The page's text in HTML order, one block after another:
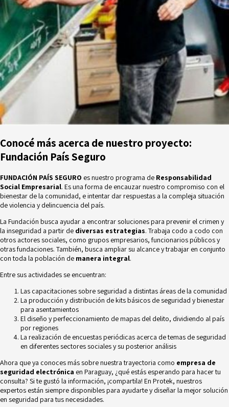
Conocé más acerca de nuestro proyecto:
Fundación País Seguro
FUNDACIÓN PAÍS SEGURO es nuestro programa de Responsabilidad
Social Empresarial. Es una forma de encauzar nuestro compromiso con el
bienestar de la comunidad, e intentar dar respuestas a la compleja situación
de violencia y delincuencia del país.
La Fundación busca ayudar a encontrar soluciones para prevenir el crimen y
la inseguridad a partir de diversas estrategias. Trabaja codo a codo con
otros actores sociales, como grupos empresarios, funcionarios públicos y
otras fundaciones. También, busca ampliar su alcance y trabajar en conjunto
con toda la población de manera integral.
Entre sus actividades se encuentran:
Las capacitaciones sobre seguridad a distintas áreas de la comunidad
La producción y distribución de kits básicos de seguridad y bienestar
para asentamientos
El diseño y perfeccionamiento de mapas del delito, dividiendo al país
por regiones
La realización de encuestas periódicas acerca de temas de seguridad
en diferentes sectores sociales y su posterior análisis
Ahora que ya conoces más sobre nuestra trayectoria como empresa de
seguridad electrónica en Paraguay, ¿qué estás esperando para hacer tu
consulta? Si te gustó la información, ¡compartila! En Protek, nuestros
expertos están siempre disponibles para ayudarte y diseñar la mejor solución
en seguridad para tus necesidades.